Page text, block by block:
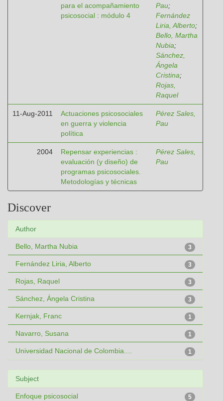
para el acompañamiento
psicosocial : módulo 4
Pau;
Fernández
Liria, Alberto;
Bello, Martha
Nubia;
Sánchez,
Ángela
Cristina;
Rojas,
Raquel
11-Aug-2011
Actuaciones psicosociales
en guerra y violencia
política
Pérez Sales,
Pau
2004
Repensar experiencias :
evaluación (y diseño) de
programas psicosociales.
Metodologías y técnicas
Pérez Sales,
Pau
Discover
Author
3
Bello, Martha Nubia
3
Fernández Liria, Alberto
3
Rojas, Raquel
3
Sánchez, Ángela Cristina
1
Kernjak, Franc
1
Navarro, Susana
1
Universidad Nacional de Colombia....
Subject
5
Enfoque psicosocial